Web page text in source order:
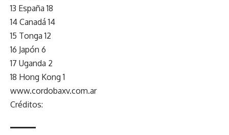
13 España 18
14 Canadá 14
15 Tonga 12
16 Japón 6
17 Uganda 2
18 Hong Kong 1
www.cordobaxv.com.ar
Créditos: